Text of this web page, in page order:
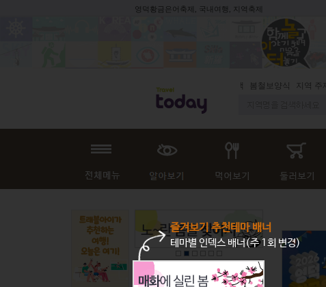
영덕황금은어축제, 국내여행, 지역축제
봄철보양식 지역 주재
전체
즐겨보기 추천테마 배너
테마별 인덱스 배너(주 1회 변경)